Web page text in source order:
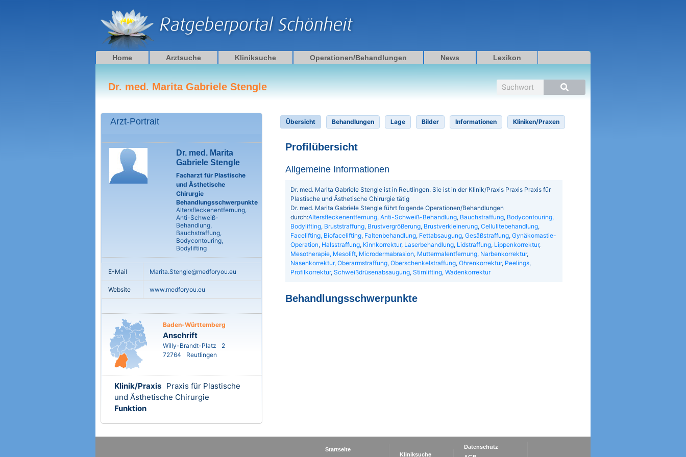
Home Arztsuche Kliniksuche Operationen/Behandlungen News Lexikon
Dr. med. Marita Gabriele Stengle Suche
Arzt-Portrait
Dr. med. Marita
Gabriele Stengle
Facharzt für Plastische
und Ästhetische
Chirurgie
Behandlungsschwerpunkte
Altersfleckenentfernung,
Anti-Schweiß-
Behandlung,
Bauchstraffung,
Bodycontouring,
Bodylifting
E-Mail Marita.Stengle@medforyou.eu
Website www.medforyou.eu
Baden-Württemberg
Anschrift
Willy-Brandt-Platz
2
72764
Reutlingen
Klinik/Praxis Praxis für Plastische
und Ästhetische Chirurgie
Funktion
Übersicht Behandlungen Lage Bilder Informationen Kliniken/Praxen
Profilübersicht
Allgemeine Informationen
Dr. med. Marita Gabriele Stengle ist in Reutlingen. Sie ist in der Klinik/Praxis Praxis Praxis für
Plastische und Ästhetische Chirurgie tätig
Dr. med. Marita Gabriele Stengle führt folgende Operationen/Behandlungen
durch:Altersfleckenentfernung, Anti-Schweiß-Behandlung, Bauchstraffung, Bodycontouring,
Bodylifting, Bruststraffung, Brustvergrößerung, Brustverkleinerung, Cellulitebehandlung,
Facelifting, Biofacelifting, Faltenbehandlung, Fettabsaugung, Gesäßstraffung, Gynäkomastie-
Operation, Halsstraffung, Kinnkorrektur, Laserbehandlung, Lidstraffung, Lippenkorrektur,
Mesotherapie, Mesolift, Microdermabrasion, Muttermalentfernung, Narbenkorrektur,
Nasenkorrektur, Oberarmstraffung, Oberschenkelstraffung, Ohrenkorrektur, Peelings,
Profilkorrektur, Schweißdrüsenabsaugung, Stirnlifting, Wadenkorrektur
Behandlungsschwerpunkte
Startseite
Kliniksuche
Datenschutz